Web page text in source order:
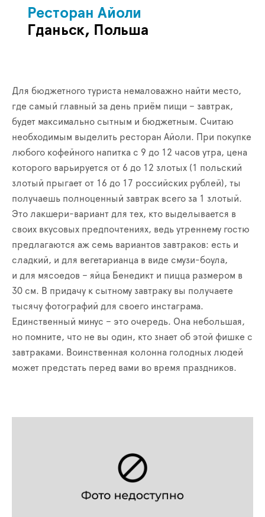
Ресторан Айоли
Гданьск, Польша
Для бюджетного туриста немаловажно найти место,
где самый главный за день приём пищи – завтрак,
будет максимально сытным и бюджетным. Считаю
необходимым выделить ресторан Айоли. При покупке
любого кофейного напитка с 9 до 12 часов утра, цена
которого варьируется от 6 до 12 злотых (1 польский
злотый прыгает от 16 до 17 российских рублей), ты
получаешь полноценный завтрак всего за 1 злотый.
Это лакшери-вариант для тех, кто выделывается в
своих вкусовых предпочтениях, ведь утреннему гостю
предлагаются аж семь вариантов завтраков: есть и
сладкий, и для вегетарианца в виде смузи-боула,
и для мясоедов – яйца Бенедикт и пицца размером в
30 см. В придачу к сытному завтраку вы получаете
тысячу фотографий для своего инстаграма.
Единственный минус – это очередь. Она небольшая,
но помните, что не вы один, кто знает об этой фишке с
завтраками. Воинственная колонна голодных людей
может предстать перед вами во время праздников.